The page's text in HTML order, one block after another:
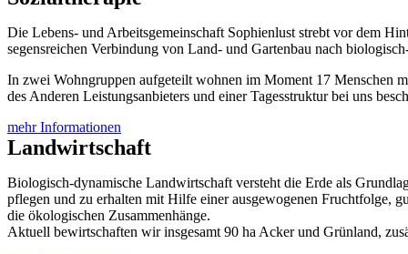
Die Lebens- und Arbeitsgemeinschaft Sophienlust strebt vor dem
segensreichen Verbindung von Land- und Gartenbau nach
In zwei Wohngruppen aufgeteilt wohnen im Moment 17 Menschen
des Anderen Leistungsanbieters und einer Tagesstruktur bei uns
mehr Informationen
Landwirtschaft
Biologisch-dynamische Landwirtschaft versteht die Erde als
pflegen und zu erhalten mit Hilfe einer ausgewogenen Fruchtfolge,
die ökologischen Zusammenhänge.
Aktuell bewirtschaften wir insgesamt 90 ha Acker und Grünland,